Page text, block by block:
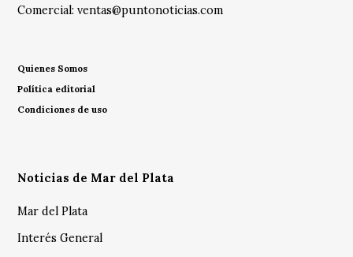
Comercial:ventas@puntonoticias.com
Quienes Somos
Política editorial
Condiciones de uso
Noticias de Mar del Plata
Mar del Plata
Interés General